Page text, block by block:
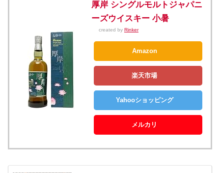
厚岸 シングルモルトジャパニ
ーズウイスキー 小暑
created by Rinker
Amazon
楽天市場
Yahooショッピング
メルカリ